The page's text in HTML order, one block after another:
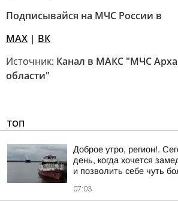
Подписывайся на МЧС России в
MAX | ВК
Источник: Канал в МАКС "МЧС
области"
ТОП
Доброе утро, регион!.
день, когда хочется
и позволить себе чуть
07:03